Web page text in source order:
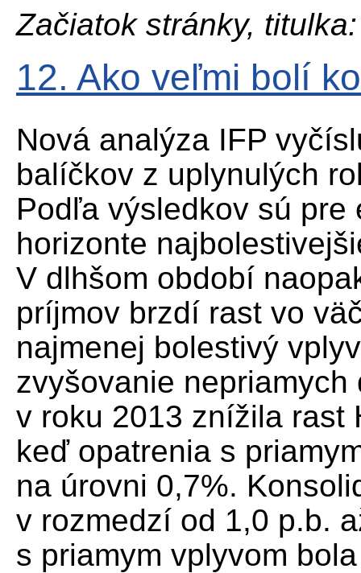
Začiatok stránky, titulka:
12. Ako veľmi bolí
Nová analýza IFP
balíčkov z uplynulých
Podľa výsledkov sú pre
horizonte
V dlhšom období
príjmov brzdí rast vo
najmenej bolestivý
zvyšovanie
v roku 2013 znížila rast
keď opatrenia s
na úrovni 0,7%.
v rozmedzí od 1,0 p.b.
s priamym vplyvom